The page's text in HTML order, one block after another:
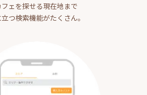
フェを探せる現在地まで
つ検索機能がたくさん。